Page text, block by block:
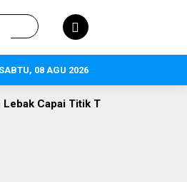
SABTU, 08 AGU 2026
DLH Lebak Dorong